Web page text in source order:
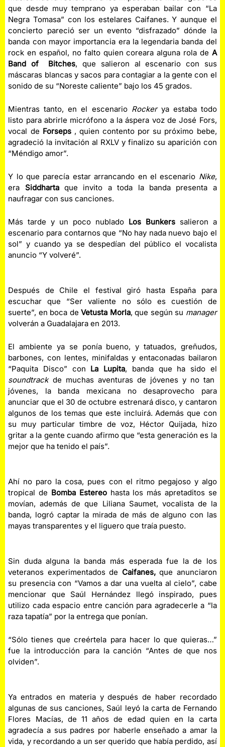
que desde muy temprano ya esperaban bailar con “La
Negra Tomasa” con los estelares Caifanes. Y aunque el
concierto pareció ser un evento “disfrazado” dónde la
banda con mayor importancia era la legendaria banda del
rock en español, no falto quien coreara alguna rola de A
Band of Bitches, que salieron al escenario con sus
máscaras blancas y sacos para contagiar a la gente con el
sonido de su “Noreste caliente” bajo los 45 grados.
Mientras tanto, en el escenario Rockerya estaba todo
listo para abrirle micrófono a la áspera voz de José Fors,
vocal de Forseps, quien contento por su próximo bebe,
agradeció la invitación al RXLV y finalizo su aparición con
“Méndigo amor”.
Y lo que parecía estar arrancando en el escenario Nike,
era Siddhartaque invito a toda la banda presenta a
naufragar con sus canciones.
Más tarde y un poco nublado Los Bunkerssalieron a
escenario para contarnos que “No hay nada nuevo bajo el
sol” y cuando ya se despedían del público el vocalista
anuncio “Y volveré”.
Después de Chile el festival giró hasta España para
escuchar que “Ser valiente no sólo es cuestión de
suerte”, en boca deVetusta Morla, que según su manager
volverán a Guadalajara en 2013.
El ambiente ya se ponía bueno, y tatuados, greñudos,
barbones, con lentes, minifaldas y entaconadas bailaron
“Paquita Disco” con La Lupita, banda que ha sido el
soundtrackde muchas aventuras de jóvenes y no tan
jóvenes, la banda mexicana no desaprovecho para
anunciar que el 30 de octubre estrenará disco, y cantaron
algunos de los temas que este incluirá. Además que con
su muy particular timbre de voz, Héctor Quijada, hizo
gritar a la gente cuando afirmo que “esta generación es la
mejor que ha tenido el país”.
Ahí no paro la cosa, pues con el ritmo pegajoso y algo
tropical de Bomba Estereohasta los más apretaditos se
movían, además de que Liliana Saumet, vocalista de la
banda, logró captar la mirada de más de alguno con las
mayas transparentes y el liguero que traía puesto.
Sin duda alguna la banda más esperada fue la de los
veteranos experimentados de Caifanes,que anunciaron
su presencia con “Vamos a dar una vuelta al cielo”, cabe
mencionar que Saúl Hernández llegó inspirado, pues
utilizo cada espacio entre canción para agradecerle a “la
raza tapatía” por la entrega que ponían.
“Sólo tienes que creértela para hacer lo que quieras…”
fue la introducción para la canción “Antes de que nos
olviden”.
Ya entrados en materia y después de haber recordado
algunas de sus canciones, Saúl leyó la carta de Fernando
Flores Macías, de 11 años de edad quien en la carta
agradecía a sus padres por haberle enseñado a amar la
vida, y recordando a un ser querido que había perdido, así